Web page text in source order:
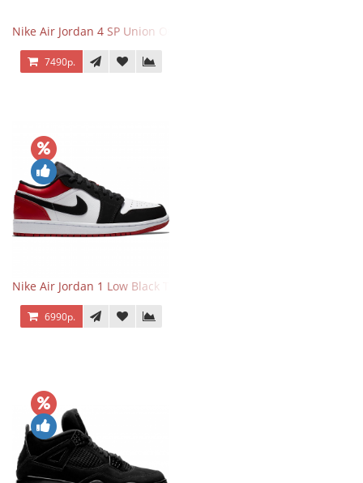
Nike Air Jordan 4 SP Union Off Noir
7490р.
Nike Air Jordan 1 Low Black Toe
6990р.